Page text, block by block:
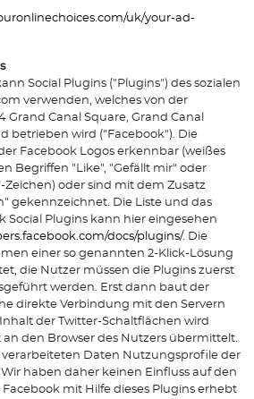
uk/your-ad-
Social Plugins ("Plugins") des sozialen
verwenden, welches von der
Grand Canal Square, Grand Canal
betrieben wird ("Facebook"). Die
Facebook Logos erkennbar (weißes
Begriffen "Like", "Gefällt mir" oder
Zeichen) oder sind mit dem Zusatz
gekennzeichnet. Die Liste und das
Social Plugins kann hier eingesehen
docs/plugins/. Die
einer so genannten 2-Klick-Lösung
die Nutzer müssen die Plugins zuerst
werden. Erst dann baut der
direkte Verbindung mit den Servern
der Twitter-Schaltflächen wird
den Browser des Nutzers übermittelt.
verarbeiteten Daten Nutzungsprofile der
haben daher keinen Einfluss auf den
mit Hilfe dieses Plugins erhebt